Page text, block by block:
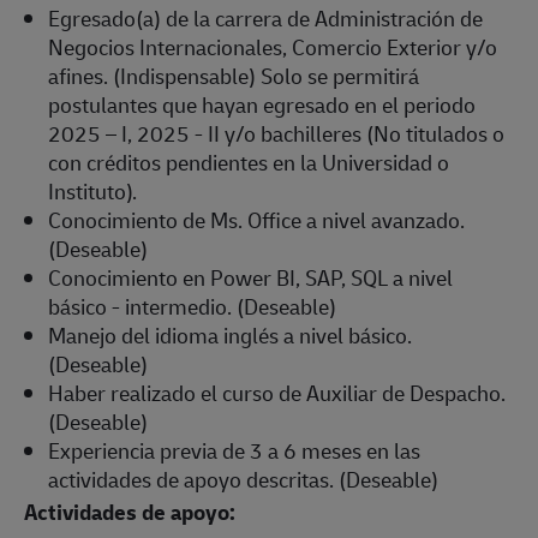
Egresado(a) de la carrera de Administración de
Negocios Internacionales, Comercio Exterior y/o
afines. (Indispensable) Solo se permitirá
postulantes que hayan egresado en el periodo
2025 – I, 2025 - II y/o bachilleres (No titulados o
con créditos pendientes en la Universidad o
Instituto).
Conocimiento de Ms. Office a nivel avanzado.
(Deseable)
Conocimiento en Power BI, SAP, SQL a nivel
básico - intermedio. (Deseable)
Manejo del idioma inglés a nivel básico.
(Deseable)
Haber realizado el curso de Auxiliar de Despacho.
(Deseable)
Experiencia previa de 3 a 6 meses en las
actividades de apoyo descritas. (Deseable)
Actividades de apoyo: